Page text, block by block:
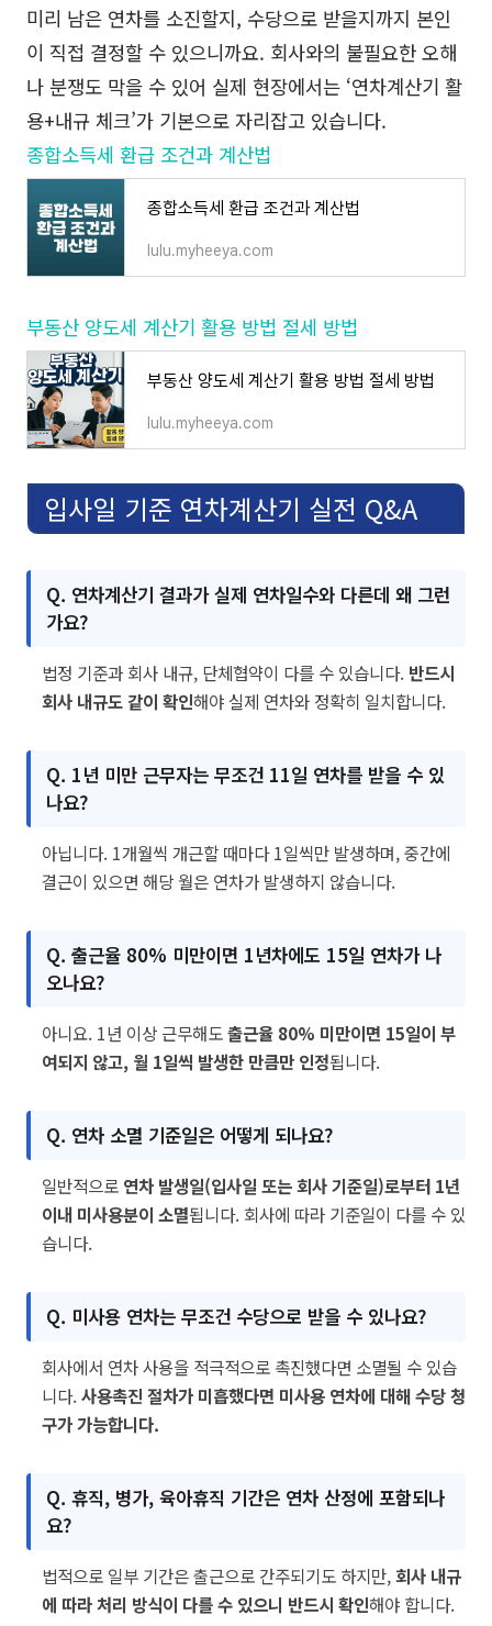
미리 남은 연차를 소진할지, 수당으로 받을지까지 본인
이 직접 결정할 수 있으니까요. 회사와의 불필요한 오해
나 분쟁도 막을 수 있어 실제 현장에서는 ‘연차계산기 활
용+내규 체크’가 기본으로 자리잡고 있습니다.
종합소득세 환급 조건과 계산법
종합소득세 환급 조건과 계산법
lulu.myheeya.com
부동산 양도세 계산기 활용 방법 절세 방법
부동산 양도세 계산기 활용 방법 절세 방법
lulu.myheeya.com
입사일 기준 연차계산기 실전 Q&A
Q. 연차계산기 결과가 실제 연차일수와 다른데 왜 그런
가요?
법정 기준과 회사 내규, 단체협약이 다를 수 있습니다. 반드시
회사 내규도 같이 확인해야 실제 연차와 정확히 일치합니다.
Q. 1년 미만 근무자는 무조건 11일 연차를 받을 수 있
나요?
아닙니다. 1개월씩 개근할 때마다 1일씩만 발생하며, 중간에
결근이 있으면 해당 월은 연차가 발생하지 않습니다.
Q. 출근율 80% 미만이면 1년차에도 15일 연차가 나
오나요?
아니요. 1년 이상 근무해도출근율 80% 미만이면 15일이 부
여되지 않고, 월 1일씩 발생한 만큼만 인정됩니다.
Q. 연차 소멸 기준일은 어떻게 되나요?
일반적으로 연차 발생일(입사일 또는 회사 기준일)로부터 1년
이내 미사용분이 소멸됩니다. 회사에 따라 기준일이 다를 수 있
습니다.
Q. 미사용 연차는 무조건 수당으로 받을 수 있나요?
회사에서 연차 사용을 적극적으로 촉진했다면 소멸될 수 있습
니다.사용촉진 절차가 미흡했다면 미사용 연차에 대해 수당 청
구가 가능합니다.
Q. 휴직, 병가, 육아휴직 기간은 연차 산정에 포함되나
요?
법적으로 일부 기간은 출근으로 간주되기도 하지만,회사 내규
에 따라 처리 방식이 다를 수 있으니 반드시 확인해야 합니다.